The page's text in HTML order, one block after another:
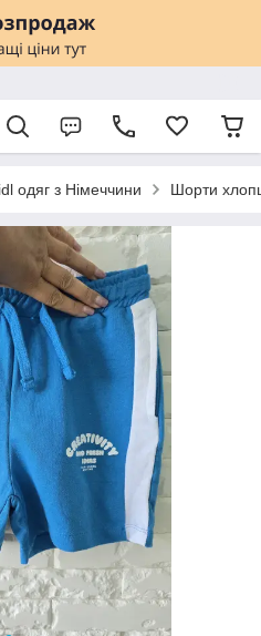
одяг з Німеччини Шорти